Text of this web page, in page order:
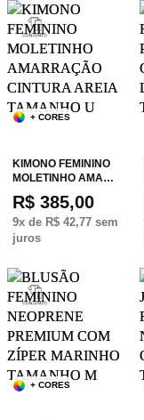
+ CORES
KIMONO FEMININO
MOLETINHO AMA…
R$ 385,00
9x de R$ 42,77 sem
juros
+ CORES